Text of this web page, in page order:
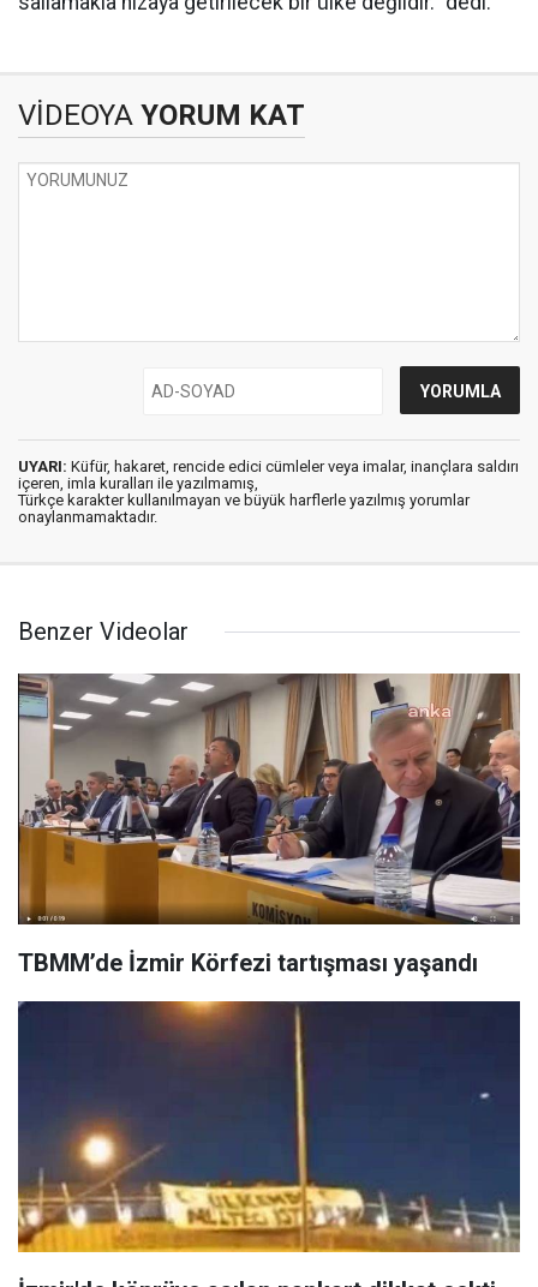
VİDEOYA YORUM KAT
UYARI: Küfür, hakaret, rencide edici cümleler veya imalar, inançlara saldırı
içeren, imla kuralları ile yazılmamış,
Türkçe karakter kullanılmayan ve büyük harflerle yazılmış yorumlar
onaylanmamaktadır.
Benzer Videolar
TBMM’de İzmir Körfezi tartışması yaşandı